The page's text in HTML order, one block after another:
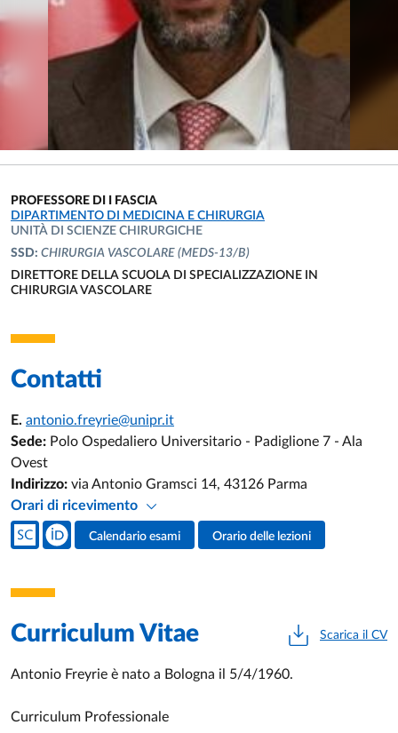
PROFESSORE DI I FASCIA
UNITÀ ORGANIZZATIVA AFFERENTE:
DIPARTIMENTO DI MEDICINA E CHIRURGIA
UNITÀ DI SCIENZE CHIRURGICHE
SSD: CHIRURGIA VASCOLARE (MEDS-13/B)
DIRETTORE DELLA SCUOLA DI SPECIALIZZAZIONE IN
CHIRURGIA VASCOLARE
Contatti
E. antonio.freyrie@unipr.it
Sede: Polo Ospedaliero Universitario - Padiglione 7 - Ala
Ovest
Indirizzo: via Antonio Gramsci 14, 43126 Parma
Orari di ricevimento
Social del docente
Calendario esami Orario delle lezioni
Curriculum Vitae Scarica il CV
Antonio Freyrie è nato a Bologna il 5/4/1960.
Curriculum Professionale